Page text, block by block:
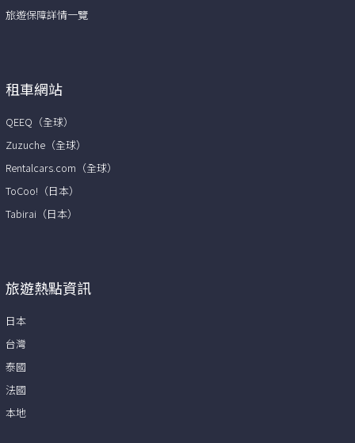
旅遊保障詳情一覽
租車網站
QEEQ（全球）
Zuzuche（全球）
Rentalcars.com（全球）
ToCoo!（日本）
Tabirai（日本）
旅遊熱點資訊
日本
台灣
泰國
法國
本地